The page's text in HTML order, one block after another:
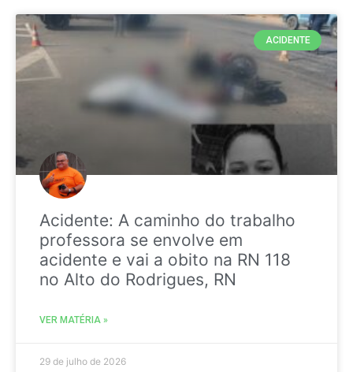
ACIDENTE
Acidente: A caminho do trabalho
professora se envolve em
acidente e vai a obito na RN 118
no Alto do Rodrigues, RN
VER MATÉRIA »
29 de julho de 2026